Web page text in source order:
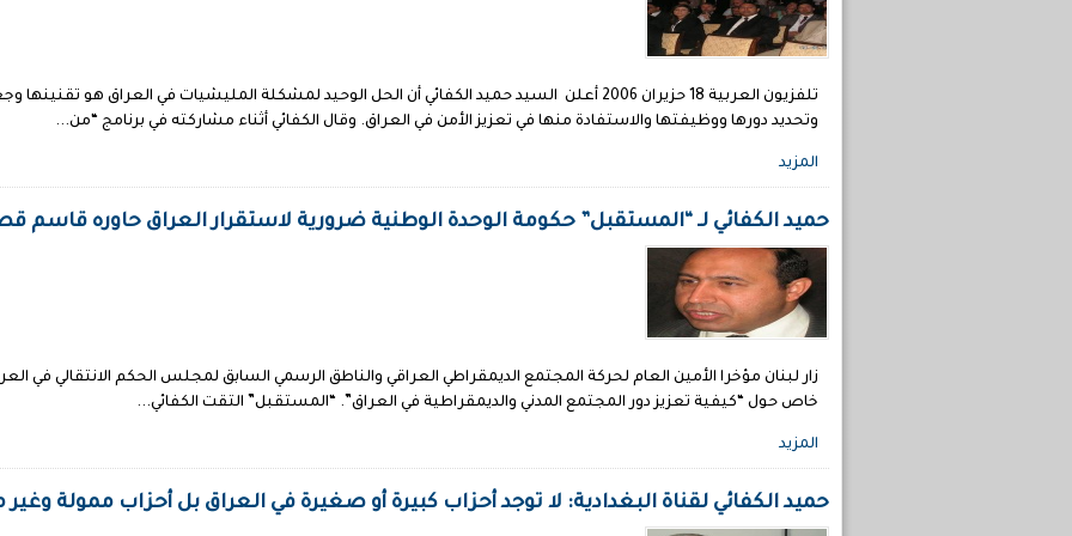
تلفزيون العربية 18 حزيران 2006 أعلن السيد حميد الكفائي أن الحل الوحيد لمشكلة المليشيات في العراق
وتحديد دورها ووظيفتها والاستفادة منها في تعزيز الأمن في العراق. وقال الكفائي أثناء مشاركته في برنامج “من...
المزيد
حميد الكفائي لـ “المستقبل” حكومة الوحدة الوطنية ضرورية لاستقرار العراق حاوره قاسم
زار لبنان مؤخرا الأمين العام لحركة المجتمع الديمقراطي العراقي والناطق الرسمي السابق لمجلس الحكم الانتقالي في
خاص حول “كيفية تعزيز دور المجتمع المدني والديمقراطية في العراق”. “المستقبل” التقت الكفائي...
المزيد
حميد الكفائي لقناة البغدادية: لا توجد أحزاب كبيرة أو صغيرة في العراق بل أحزاب ممولة وغير